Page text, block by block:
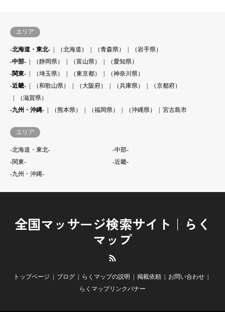
エリア
-北海道・東北- （北海道） （青森県）
（岩手県）
-中部-
（静岡県） （富山県）
（愛知県）
-関東-
（埼玉県） （東京都）
（神奈川県）
-近畿-
（和歌山県） （大阪府） （兵庫県）
（京都府）
（滋賀県）
-九州・沖縄-
（熊本県） （福岡県） （沖縄県） 宮古島市
エリア
-北海道・東北-
-中部-
-関東-
-近畿-
-九州・沖縄-
全国マッサージ検索サイト｜らく
マップ
トップページ ブログ らくマップの説明 掲載依頼
お問い合わせ
らくマップリンクバナー